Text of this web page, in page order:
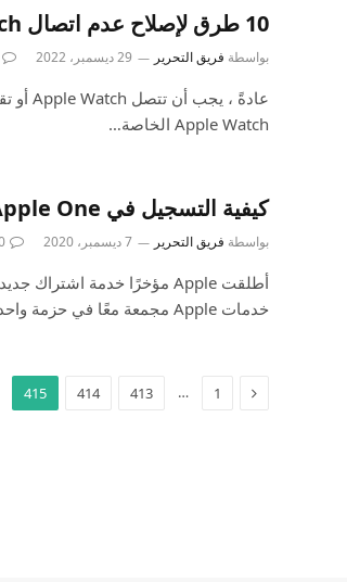
10 طرق لإصلاح عدم اتصال Apple Watch أو الاقتران بالهاتف
بواسطة فريق التحرير 29 ديسمبر، 2022
Apple Watch الخاصة…
كيفية التسجيل في Apple One على جهاز Apple الخاص بك
بواسطة فريق التحرير 7 ديسمبر، 2020
خدمات Apple مجمعة معًا في حزمة واحدة. هذا…
1
…
413
414
415